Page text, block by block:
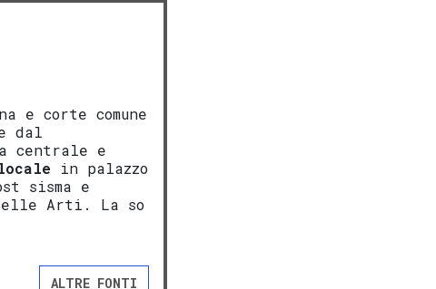
e corte comune
dal
centrale e
in palazzo
sisma e
Arti. La so
ALTRE FONTI